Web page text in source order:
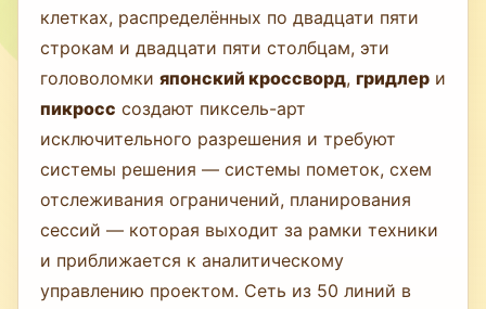
клетках, распределённых по двадцати пяти
строкам и двадцати пяти столбцам, эти
головоломки японский кроссворд, гридлер и
пикросс создают пиксель-арт
исключительного разрешения и требуют
системы решения — системы пометок, схем
отслеживания ограничений, планирования
сессий — которая выходит за рамки техники
и приближается к аналитическому
управлению проектом. Сеть из 50 линий в